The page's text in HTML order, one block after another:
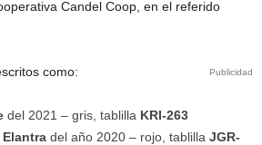
Candel Coop, en el referido
Publicidad
como:
del 2021 – gris, tablilla KRI-263
Elantra del año 2020 – rojo, tablilla JGR-